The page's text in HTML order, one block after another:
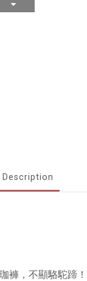
Description
褲，不顯駱駝蹄！